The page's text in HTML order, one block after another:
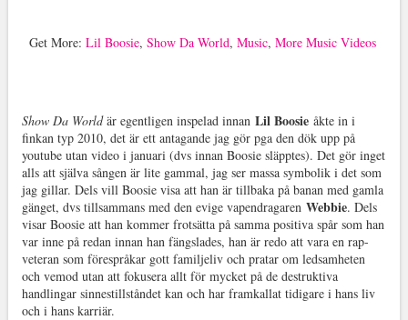
Get More: Lil Boosie, Show Da World, Music, More Music Videos
Show Da Worldär egentligen inspelad innan Lil Boosie åkte in i
finkan typ 2010, det är ett antagande jag gör pga den dök upp på
youtube utan video i januari (dvs innan Boosie släpptes). Det gör inget
alls att själva sången är lite gammal, jag ser massa symbolik i det som
jag gillar. Dels vill Boosie visa att han är tillbaka på banan med gamla
gänget, dvs tillsammans med den evige vapendragaren Webbie. Dels
visar Boosie att han kommer frotsätta på samma positiva spår som han
var inne på redan innan han fängslades, han är redo att vara en rap-
veteran som förespråkar gott familjeliv och pratar om ledsamheten
och vemod utan att fokusera allt för mycket på de destruktiva
handlingar sinnestillståndet kan och har framkallat tidigare i hans liv
och i hans karriär.